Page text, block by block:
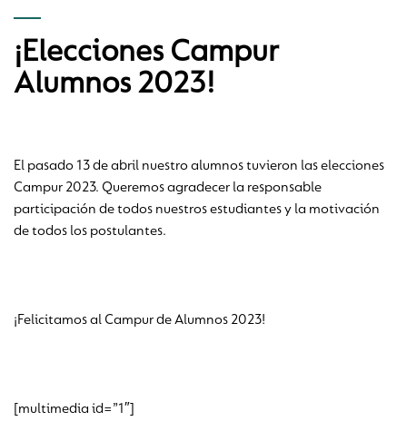
¡Elecciones Campur
Alumnos 2023!
El pasado 13 de abril nuestro alumnos tuvieron las elecciones
Campur 2023. Queremos agradecer la responsable
participación de todos nuestros estudiantes y la motivación
de todos los postulantes.
¡Felicitamos al Campur de Alumnos 2023!
[multimedia id=”1″]